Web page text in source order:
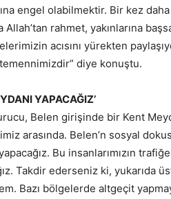
engel olabilmektir. Bir kez
Allah’tan rahmet, yakınlarına
acısını yürekten
diye konuştu.
YAPACAĞIZ’
Belen girişinde bir Kent
arasında. Belen’n sosyal
Bu insanlarımızın
Takdir ederseniz ki, yukarıda
Bazı bölgelerde altgeçit